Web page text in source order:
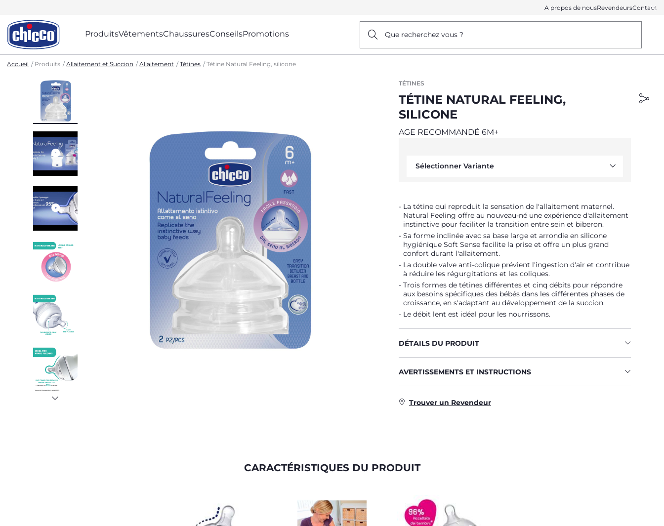
A propos de nousRevendeursContact
ProduitsVêtementsChaussuresConseilsPromotions Que recherchez vous ?
Accueil Produits Allaitement et Succion Allaitement Tétines Tétine Natural Feeling, silicone
TÉTINES
TÉTINE NATURAL FEELING,
SILICONE
AGE RECOMMANDÉ 6M+
Sélectionner Variante
La tétine qui reproduit la sensation de l'allaitement maternel.
Natural Feeling offre au nouveau-né une expérience d'allaitement
instinctive pour faciliter la transition entre sein et biberon.
Sa forme inclinée avec sa base large et arrondie en silicone
hygiénique Soft Sense facilite la prise et offre un plus grand
confort durant l'allaitement.
La double valve anti-colique prévient l'ingestion d'air et contribue
à réduire les régurgitations et les coliques.
Trois formes de tétines différentes et cinq débits pour répondre
aux besoins spécifiques des bébés dans les différentes phases de
croissance, en s'adaptant au développement de la succion.
Le débit lent est idéal pour les nourrissons.
DÉTAILS DU PRODUIT
AVERTISSEMENTS ET INSTRUCTIONS
Trouver un Revendeur
CARACTÉRISTIQUES DU PRODUIT